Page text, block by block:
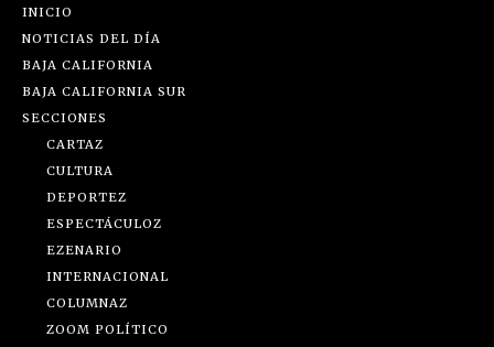
INICIO
NOTICIAS DEL DÍA
BAJA CALIFORNIA
BAJA CALIFORNIA SUR
SECCIONES
CARTAZ
CULTURA
DEPORTEZ
ESPECTÁCULOZ
EZENARIO
INTERNACIONAL
COLUMNAZ
ZOOM POLÍTICO